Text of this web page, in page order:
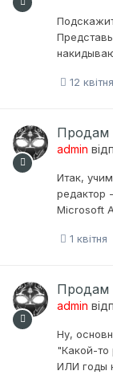
12 квітня
Продам
admin
Итак,
редактор
Microsoft
1 квітня
Продам
admin
Ну,
"Какой-то
ИЛИ годы